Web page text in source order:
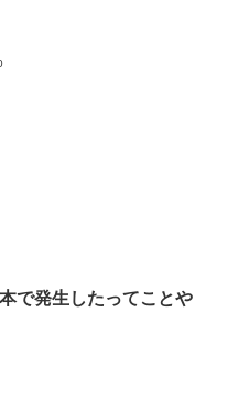
で発生したってことや